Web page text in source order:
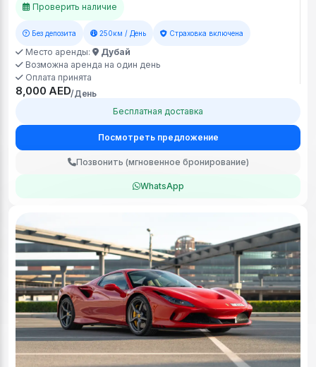
Проверить наличие
Без депозита 250км / День Страховка включена
Место аренды:
Дубай
Возможна аренда на один день
Оплата принята
8,000 AED/День
Бесплатная доставка
Посмотреть предложение
Позвонить (мгновенное бронирование)
WhatsApp